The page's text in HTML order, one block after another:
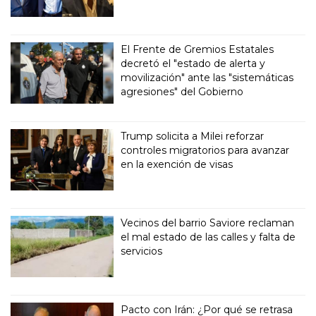
El Frente de Gremios Estatales
decretó el "estado de alerta y
movilización" ante las "sistemáticas
agresiones" del Gobierno
Trump solicita a Milei reforzar
controles migratorios para avanzar
en la exención de visas
Vecinos del barrio Saviore reclaman
el mal estado de las calles y falta de
servicios
Pacto con Irán: ¿Por qué se retrasa